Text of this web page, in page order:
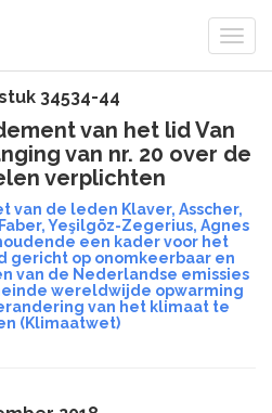
34534-44
van het lid Van
van nr. 20 over de
verplichten
van de leden Klaver, Asscher,
Yeşilgöz-Zegerius, Agnes
een kader voor het
gericht op onomkeerbaar en
van de Nederlandse emissies
wereldwijde opwarming
van het klimaat te
(Klimaatwet)